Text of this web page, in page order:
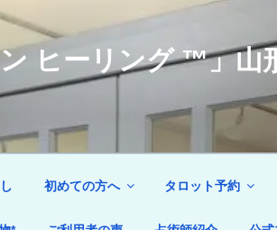
ヒーリング ™」山
初めての方へ タロット予約